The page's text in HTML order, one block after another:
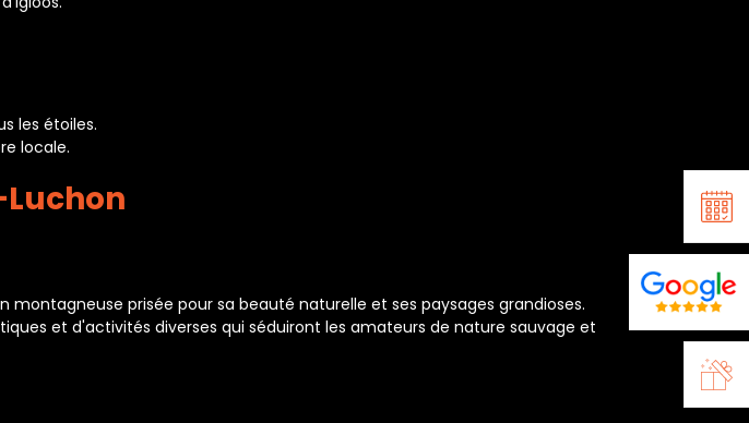
les étoiles.
locale.
prisée pour sa beauté naturelle et ses paysages grandioses.
et d'activités diverses qui séduiront les amateurs de nature sauvage et